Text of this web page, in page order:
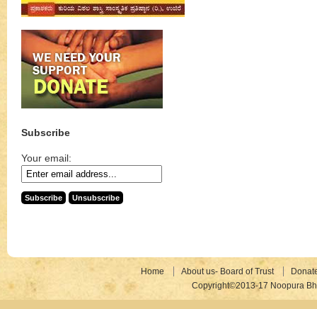
Subscribe
Your email:
Home About us- Board of Trust
Copyright©2013-17 Noopura